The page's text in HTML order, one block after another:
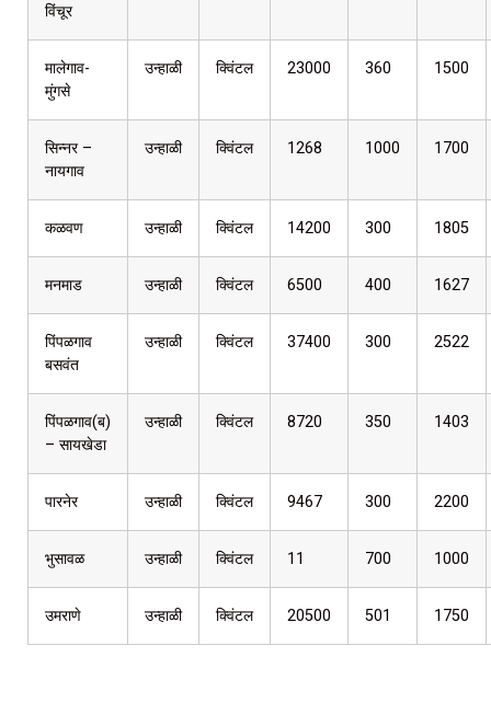
विंचूर
मालेगाव-
मुंगसे
उन्हाळी क्विंटल 23000 360 1500
सिन्नर –
नायगाव
उन्हाळी क्विंटल 1268 1000 1700
कळवण उन्हाळी क्विंटल 14200 300 1805
मनमाड उन्हाळी क्विंटल 6500 400 1627
पिंपळगाव
बसवंत
उन्हाळी क्विंटल 37400 300 2522
पिंपळगाव(ब)
– सायखेडा
उन्हाळी क्विंटल 8720 350 1403
पारनेर उन्हाळी क्विंटल 9467 300 2200
भुसावळ उन्हाळी क्विंटल 11 700 1000
उमराणे उन्हाळी क्विंटल 20500 501 1750